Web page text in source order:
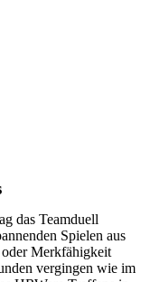
das Teamduell
Spielen aus
Merkfähigkeit
vergingen wie im